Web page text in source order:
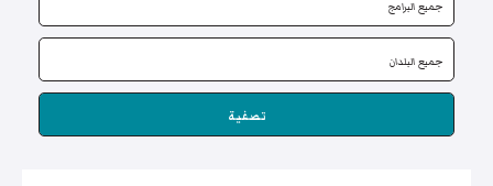
تصفية